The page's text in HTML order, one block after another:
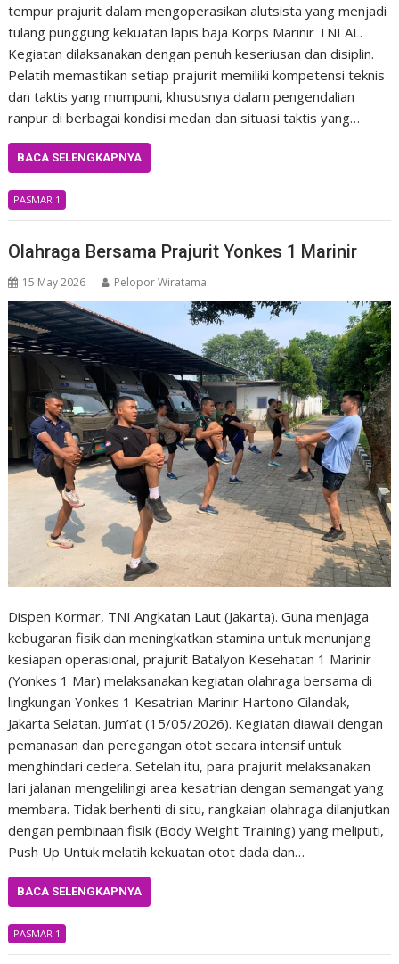
tempur prajurit dalam mengoperasikan alutsista yang menjadi
tulang punggung kekuatan lapis baja Korps Marinir TNI AL.
Kegiatan dilaksanakan dengan penuh keseriusan dan disiplin.
Pelatih memastikan setiap prajurit memiliki kompetensi teknis
dan taktis yang mumpuni, khususnya dalam pengendalian
ranpur di berbagai kondisi medan dan situasi taktis yang…
BACA SELENGKAPNYA
PASMAR 1
Olahraga Bersama Prajurit Yonkes 1 Marinir
15 May 2026 Pelopor Wiratama
Dispen Kormar, TNI Angkatan Laut (Jakarta). Guna menjaga
kebugaran fisik dan meningkatkan stamina untuk menunjang
kesiapan operasional, prajurit Batalyon Kesehatan 1 Marinir
(Yonkes 1 Mar) melaksanakan kegiatan olahraga bersama di
lingkungan Yonkes 1 Kesatrian Marinir Hartono Cilandak,
Jakarta Selatan. Jum’at (15/05/2026). ​Kegiatan diawali dengan
pemanasan dan peregangan otot secara intensif untuk
menghindari cedera. Setelah itu, para prajurit melaksanakan
lari jalanan mengelilingi area kesatrian dengan semangat yang
membara. Tidak berhenti di situ, rangkaian olahraga dilanjutkan
dengan pembinaan fisik (Body Weight Training) yang meliputi,
Push Up Untuk melatih kekuatan otot dada dan…
BACA SELENGKAPNYA
PASMAR 1